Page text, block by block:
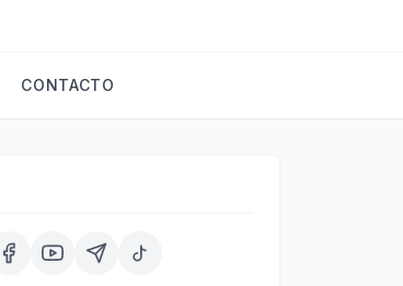
CONTACTO